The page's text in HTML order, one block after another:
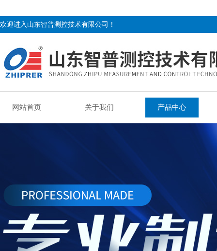
欢迎进入山东智普测控技术有限公司！
网站首页 关于我们 产品中心